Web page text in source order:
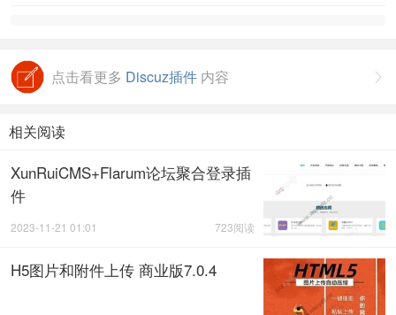

点击看更多 Discuz插件 内容
相关阅读
XunRuiCMS+Flarum论坛聚合登录插
件
723阅读
2023-11-21 01:01
H5图片和附件上传 商业版7.0.4